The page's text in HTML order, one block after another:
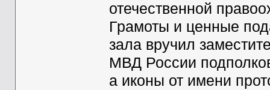
отечественной
Грамоты и ценные
зала вручил
МВД России
а иконы от имени